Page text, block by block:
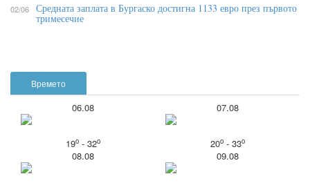
Времето
06.08
19o- 32o
07.08
20o- 33o
08.08 09.08
02/06 Средната заплата в Бургаско достигна 1133 евро през първото
тримесечие